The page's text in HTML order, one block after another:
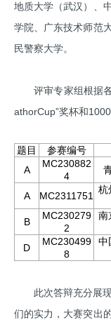
地质大学（武汉）、
学院、广东技术师范
民警察大学。
评审专家组根据
athorCup”奖杯和
题目 参赛编号
A
MC230882
4
A MC2311751
杭
B
MC230279
2
南
D
MC230499
8
中
此次答辩充分展
们的实力，大赛突出